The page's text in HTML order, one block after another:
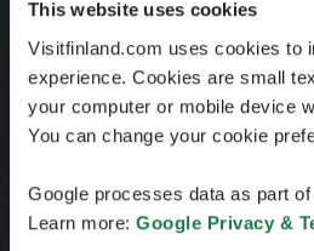
This website uses cookies
Visitfinland.com uses cookies to
experience. Cookies are small
your computer or mobile device
You can change your cookie
Google processes data as part
Learn more: Google Privacy &